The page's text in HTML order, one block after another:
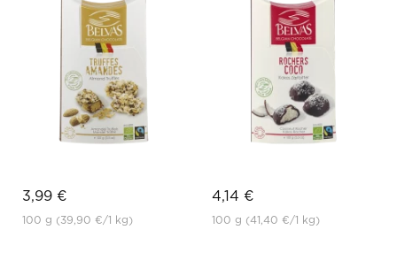
3,99 €
100 g (39,90 €/1 kg)
4,14 €
100 g (41,40 €/1 kg)